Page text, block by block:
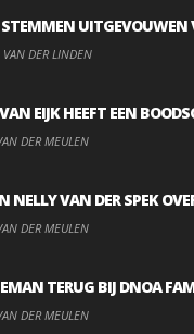
STEMMEN UITGEVOUWEN
DER LINDEN
EIJK HEEFT EEN
DER MEULEN
NELLY VAN DER SPEK
DER MEULEN
TERUG BIJ DNOA
DER MEULEN